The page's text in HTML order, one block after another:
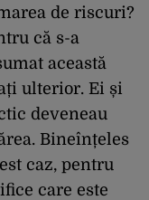
de riscuri?
că s-a
această
ulterior. Ei și
deveneau
Bineînțeles
caz, pentru
care este